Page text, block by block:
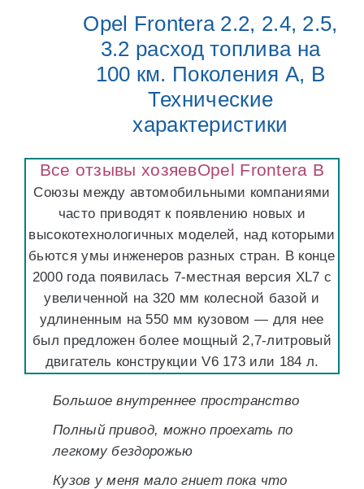
Opel Frontera 2.2, 2.4, 2.5,
3.2 расход топлива на
100 км. Поколения A, B
Технические
характеристики
Все отзывы хозяевOpel Frontera B
Союзы между автомобильными компаниями
часто приводят к появлению новых и
высокотехнологичных моделей, над которыми
бьются умы инженеров разных стран. В конце
2000 года появилась 7-местная версия XL7 c
увеличенной на 320 мм колесной базой и
удлиненным на 550 мм кузовом — для нее
был предложен более мощный 2,7-литровый
двигатель конструкции V6 173 или 184 л.
Большое внутреннее пространство
Полный привод, можно проехать по
легкому бездорожью
Кузов у меня мало гниет пока что